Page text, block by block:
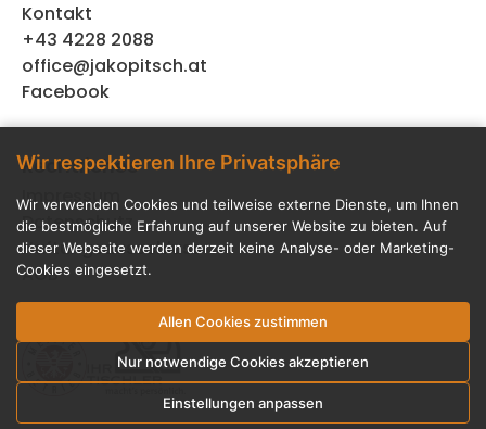
Wir respektieren Ihre Privatsphäre
Wir verwenden Cookies und teilweise externe Dienste, um Ihnen
die bestmögliche Erfahrung auf unserer Website zu bieten. Auf
dieser Webseite werden derzeit keine Analyse- oder Marketing-
Cookies eingesetzt.
Allen Cookies zustimmen
Nur notwendige Cookies akzeptieren
Einstellungen anpassen
Kontakt
+43 4228 2088
office@jakopitsch.at
Facebook
Rechtliches
Impressum
Datenschutz
Haftungsausschluss
AGB